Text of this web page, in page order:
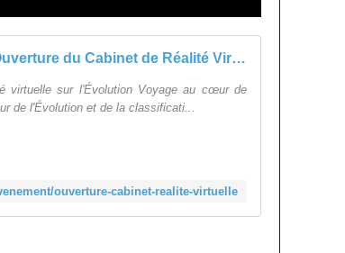
Ouverture du Cabinet de Réalité Virtuelle
virtuelle sur l'Évolution Voyage au cœur de
de l'Évolution et de la classificati...
ouverture-cabinet-realite-virtuelle